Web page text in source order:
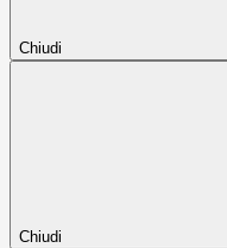
Chiudi
Chiudi